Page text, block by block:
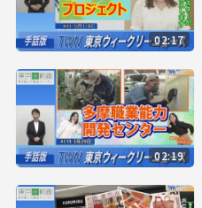
02:17
02:19